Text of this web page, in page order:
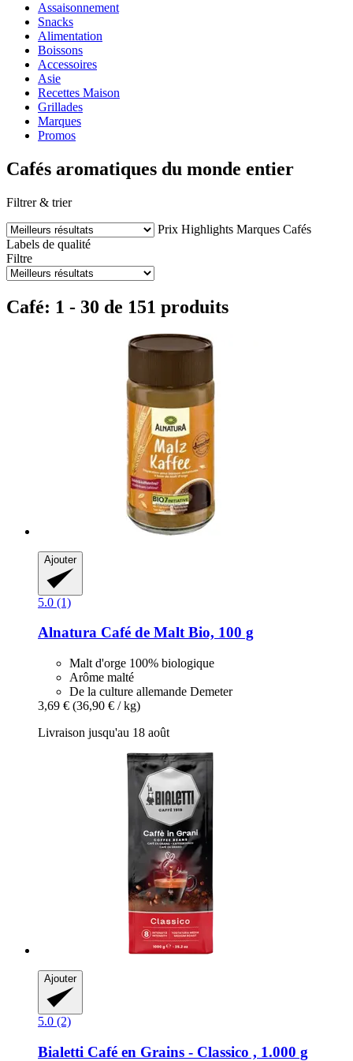
Assaisonnement
Snacks
Alimentation
Boissons
Accessoires
Asie
Recettes Maison
Grillades
Marques
Promos
Cafés aromatiques du monde entier
Filtrer & trier
Prix Highlights Marques Cafés
Labels de qualité
Filtre
Café: 1 - 30 de 151 produits
Ajouter
5.0 (1)
Alnatura Café de Malt Bio, 100 g
Malt d'orge 100% biologique
Arôme malté
De la culture allemande Demeter
3,69 € (36,90 € / kg)
Livraison jusqu'au 18 août
Ajouter
5.0 (2)
Bialetti Café en Grains -​ Classico , 1.000 g